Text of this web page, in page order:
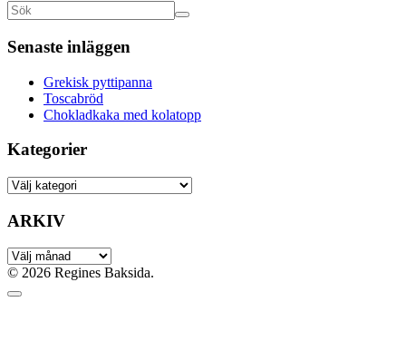
Senaste inläggen
Grekisk pyttipanna
Toscabröd
Chokladkaka med kolatopp
Kategorier
ARKIV
© 2026 Regines Baksida.